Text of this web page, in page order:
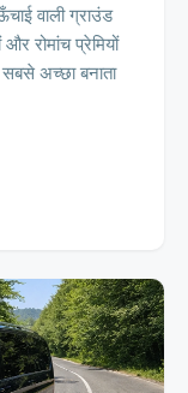
वाली ग्राउंड
रोमांच प्रेमियों
अच्छा बनाता